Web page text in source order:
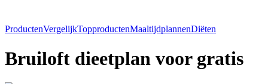
ProductenVergelijkTopproductenMaaltijdplannenDiëten
Bruiloft dieetplan voor gratis